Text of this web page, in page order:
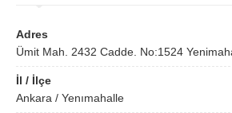
Aydın
Bartın Batman
Bayburt
Adres
Ümit Mah. 2432 Cadde. No:1524
İl / İlçe
Ankara / Yenımahalle